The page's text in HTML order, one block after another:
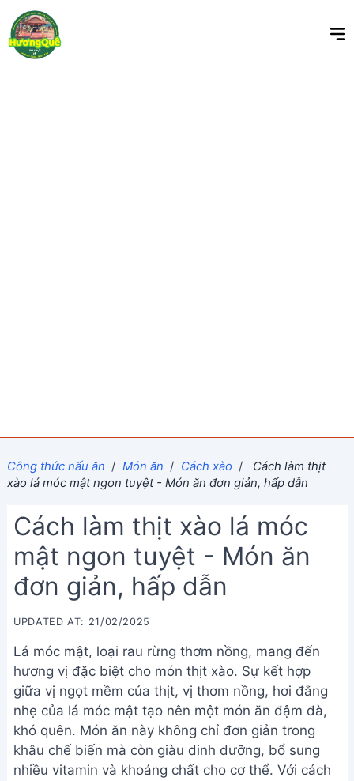
Công thức nấu ăn / Món ăn / Cách xào /
Cách làm thịt
xào lá móc mật ngon tuyệt - Món ăn đơn giản, hấp dẫn
Cách làm thịt xào lá móc
mật ngon tuyệt - Món ăn
đơn giản, hấp dẫn
UPDATED AT: 21/02/2025
Lá móc mật, loại rau rừng thơm nồng, mang đến
hương vị đặc biệt cho món thịt xào. Sự kết hợp
giữa vị ngọt mềm của thịt, vị thơm nồng, hơi đắng
nhẹ của lá móc mật tạo nên một món ăn đậm đà,
khó quên. Món ăn này không chỉ đơn giản trong
khâu chế biến mà còn giàu dinh dưỡng, bổ sung
nhiều vitamin và khoáng chất cho cơ thể. Với cách